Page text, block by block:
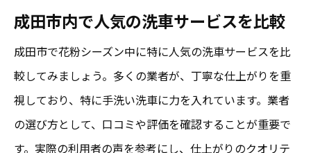
成田市内で人気の洗車サービスを比較
成田市で花粉シーズン中に特に人気の洗車サービスを比
較してみましょう。多くの業者が、丁寧な仕上がりを重
視しており、特に手洗い洗車に力を入れています。業者
の選び方として、口コミや評価を確認することが重要で
す。実際の利用者の声を参考にし、仕上がりのクオリテ